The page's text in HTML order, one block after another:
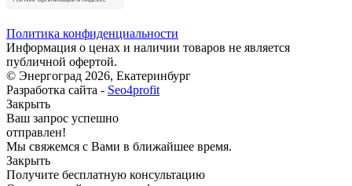
Политика конфиденциальности
Информация о ценах и наличии товаров не является
публичной офертой.
© Энергоград 2026, Екатеринбург
Разработка сайта - Seo4profit
Закрыть
Ваш запрос успешно
отправлен!
Мы свяжемся с Вами в ближайшее время.
Закрыть
Получите бесплатную консультацию